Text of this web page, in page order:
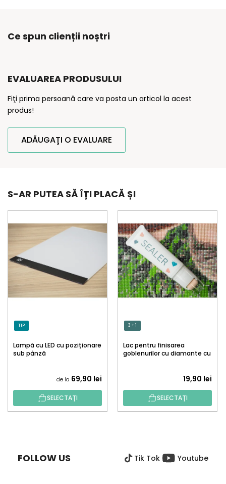
Ce spun clienții noștri
EVALUAREA PRODUSULUI
Fiţi prima persoană care va posta un articol la acest
produs!
ADĂUGAŢI O EVALUARE
S-AR PUTEA SĂ ÎȚI PLACĂ ȘI
TIP
Lampă cu LED cu poziționare
sub pânză
de la 69,90 lei
SELECTAȚI
3 + 1
Lac pentru finisarea
goblenurilor cu diamante cu
19,90 lei
SELECTAȚI
FOLLOW US Tik Tok Youtube